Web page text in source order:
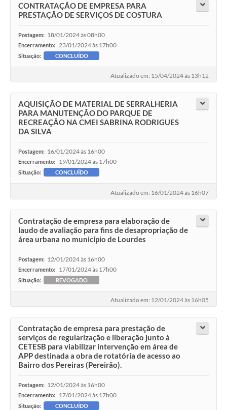
CONTRATAÇÃO DE EMPRESA PARA
PRESTAÇÃO DE SERVIÇOS DE COSTURA
Postagem: 18/01/2024 às 08h00
Encerramento: 23/01/2024 às 17h00
Situação: CONCLUÍDO
Atualizado em: 15/04/2024 às 13h12
AQUISIÇÃO DE MATERIAL DE SERRALHERIA
PARA MANUTENÇÃO DO PARQUE DE
RECREAÇÃO NA CMEI SABRINA RODRIGUES
DA SILVA
Postagem: 16/01/2024 às 16h00
Encerramento: 19/01/2024 às 17h00
Situação: CONCLUÍDO
Atualizado em: 16/01/2024 às 16h07
Contratação de empresa para elaboração de
laudo de avaliação para fins de desapropriação de
área urbana no município de Lourdes
Postagem: 12/01/2024 às 16h00
Encerramento: 17/01/2024 às 17h00
Situação: REVOGADO
Atualizado em: 12/01/2024 às 16h05
Contratação de empresa para prestação de
serviços de regularização e liberação junto à
CETESB para viabilizar intervenção em área de
APP destinada a obra de rotatória de acesso ao
Bairro dos Pereiras (Pereirão).
Postagem: 12/01/2024 às 16h00
Encerramento: 17/01/2024 às 17h00
Situação: CONCLUÍDO